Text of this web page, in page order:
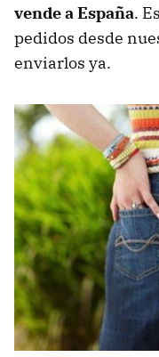
vende a España.
pedidos desde
enviarlos ya.